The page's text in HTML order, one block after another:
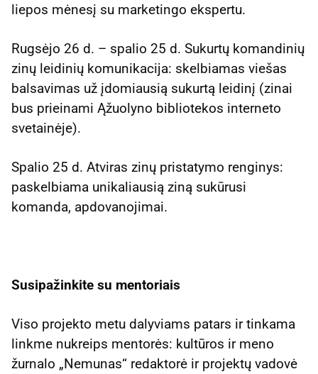
liepos mėnesį su marketingo ekspertu.
Rugsėjo 26 d. – spalio 25 d. Sukurtų komandinių
zinų leidinių komunikacija: skelbiamas viešas
balsavimas už įdomiausią sukurtą leidinį (zinai
bus prieinami Ąžuolyno bibliotekos interneto
svetainėje).
Spalio 25 d. Atviras zinų pristatymo renginys:
paskelbiama unikaliausią ziną sukūrusi
komanda, apdovanojimai.
Susipažinkite su mentoriais
Viso projekto metu dalyviams patars ir tinkama
linkme nukreips mentorės: kultūros ir meno
žurnalo „Nemunas“ redaktorė ir projektų vadovė